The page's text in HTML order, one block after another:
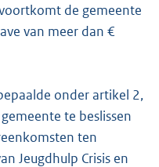
de gemeente
van meer dan €
onder artikel 2,
te beslissen
ten
Jeugdhulp Crisis en